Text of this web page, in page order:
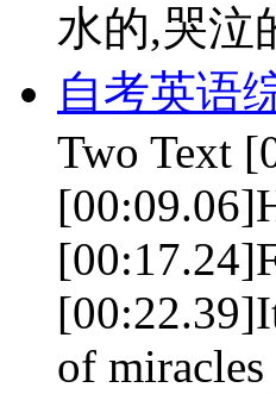
水的,哭泣
自考英语
Two Text
of